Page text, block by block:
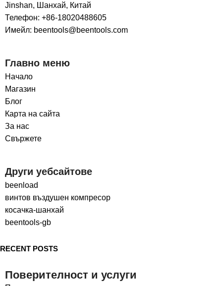
Jinshan, Шанхай, Китай
Телефон: +86-18020488605
Имейл: beentools@beentools.com
Главно меню
Начало
Магазин
Блог
Карта на сайта
За нас
Свържете
Други уебсайтове
beenload
винтов въздушен компресор
косачка-шанхай
beentools-gb
RECENT POSTS
Поверителност и услуги